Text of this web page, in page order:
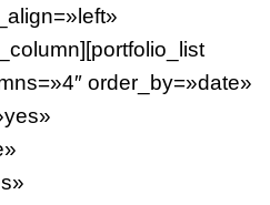
order_by=»date»